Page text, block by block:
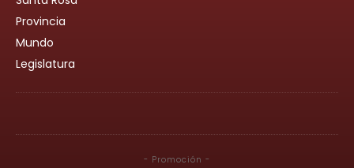
Provincia
Mundo
Legislatura
- Promoción -